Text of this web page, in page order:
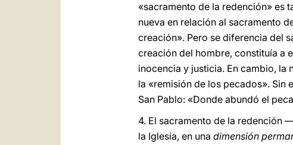
«sacramento de la redención» es
nueva en relación al sacramento
creación». Pero se diferencia del
creación del hombre, constituía a
inocencia y justicia. En cambio, la
la «remisión de los pecados». Sin
San Pablo: «Donde abundó el
4. El sacramento de la redención
la Iglesia, en una dimensión